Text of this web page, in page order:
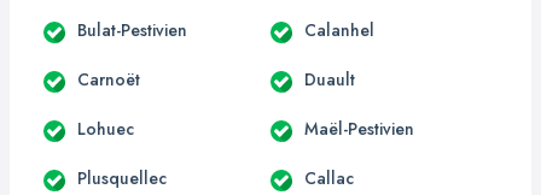
Bulat-Pestivien Calanhel
Carnoët Duault
Lohuec Maël-Pestivien
Plusquellec Callac